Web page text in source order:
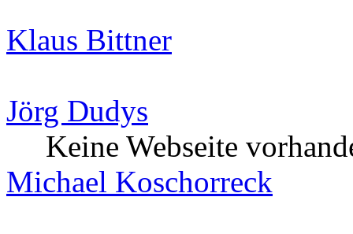
Klaus Bittner
Jörg Dudys
Keine Webseite
Michael Koschorreck